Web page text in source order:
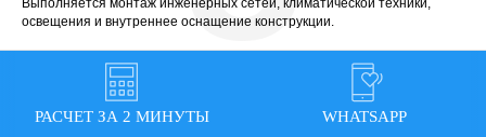
РАСЧЕТ ЗА 2 МИНУТЫ WHATSAPP
Выполняется монтаж инженерных сетей, климатической техники,
освещения и внутреннее оснащение конструкции.